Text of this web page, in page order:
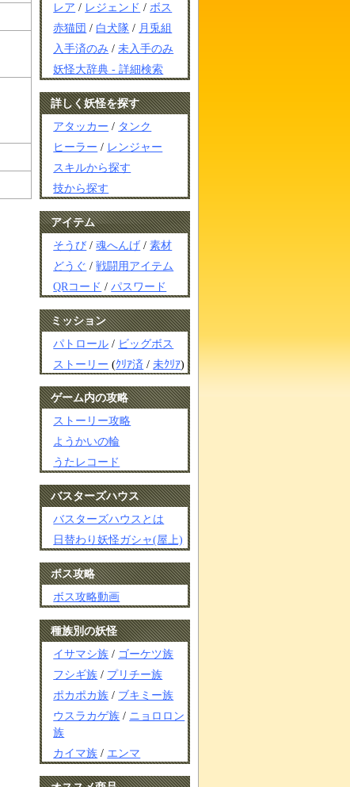
レア / レジェンド / ボス
赤猫団 / 白犬隊 / 月兎組
入手済のみ /未入手のみ
妖怪大辞典 - 詳細検索
詳しく妖怪を探す
アタッカー / タンク
ヒーラー / レンジャー
スキルから探す
技から探す
アイテム
そうび /魂へんげ /素材
どうぐ /戦闘用アイテム
QRコード /パスワード
ミッション
パトロール / ビッグボス
ストーリー (ｸﾘｱ済 /未ｸﾘｱ)
ゲーム内の攻略
ストーリー攻略
ようかいの輪
うたレコード
バスターズハウス
バスターズハウスとは
日替わり妖怪ガシャ(屋上)
ボス攻略
ボス攻略動画
種族別の妖怪
イサマシ族 / ゴーケツ族
フシギ族 / プリチー族
ポカポカ族 / ブキミー族
ウスラカゲ族 / ニョロロン
族
カイマ族 / エンマ